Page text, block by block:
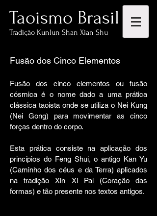
Taoismo Brasil
Tradição Kunlun Shan Xian Shu
Fusão dos Cinco Elementos
Fusão dos cinco elementos ou fusão
cósmica é o nome dado a uma prática
clássica taoista onde se utiliza o Nei Kung
(Nei Gong) para movimentar as cinco
forças dentro do corpo.
Esta prática consiste na aplicação dos
princípios do Feng Shui, o antigo Kan Yu
(Caminho dos céus e da Terra) aplicados
na tradição Xin Xi Pai (Coração das
formas) e tão presente nos textos antigos.